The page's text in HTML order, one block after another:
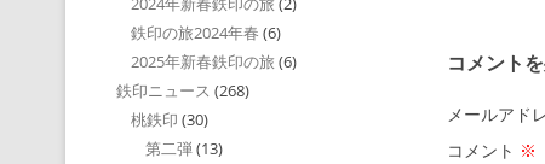
コメント
メールアド
コメント ※
鉄印の旅2024年春 (6)
2025年新春鉄印の旅 (6)
鉄印ニュース (268)
桃鉄印 (30)
第二弾(13)